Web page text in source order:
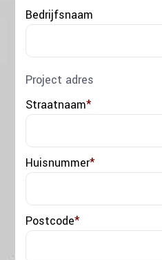
Bedrijfsnaam
Project adres
Straatnaam*
Huisnummer*
Postcode*